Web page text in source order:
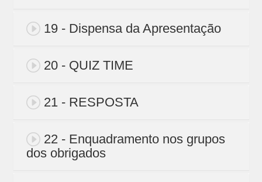
19 - Dispensa da Apresentação
20 - QUIZ TIME
21 - RESPOSTA
22 - Enquadramento nos grupos
dos obrigados